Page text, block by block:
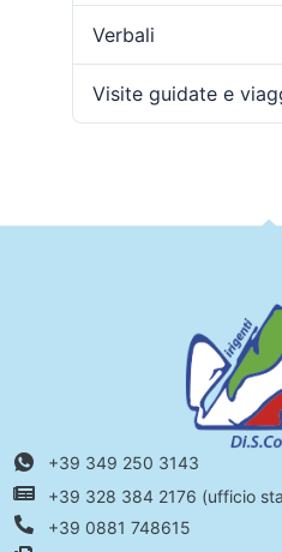
Verbali
Visite guidate e
+39 349 250 3143
+39 328 384 2176 (ufficio
+39 0881 748615